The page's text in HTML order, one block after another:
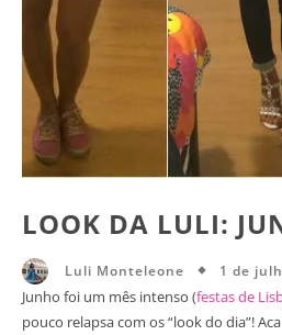
LOOK DA LULI:
Luli Monteleone 1 de
Junho foi um mês intenso (festas de
pouco relapsa com os “look do dia”!